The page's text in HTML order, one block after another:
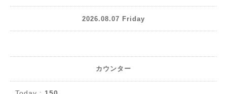
2026.08.07 Friday
カウンター